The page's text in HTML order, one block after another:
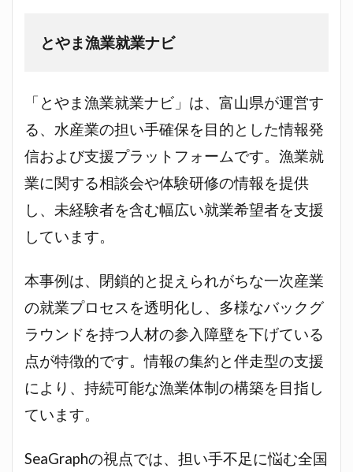
とやま漁業就業ナビ
「とやま漁業就業ナビ」は、富山県が運営す
る、水産業の担い手確保を目的とした情報発
信および支援プラットフォームです。漁業就
業に関する相談会や体験研修の情報を提供
し、未経験者を含む幅広い就業希望者を支援
しています。
本事例は、閉鎖的と捉えられがちな一次産業
の就業プロセスを透明化し、多様なバックグ
ラウンドを持つ人材の参入障壁を下げている
点が特徴的です。情報の集約と伴走型の支援
により、持続可能な漁業体制の構築を目指し
ています。
SeaGraphの視点では、担い手不足に悩む全国